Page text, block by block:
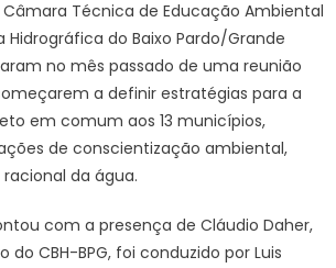
Técnica de Educação Ambiental
do Baixo Pardo/Grande
no mês passado de uma reunião
a definir estratégias para a
em comum aos 13 municípios,
de conscientização ambiental,
da água.
com a presença de Cláudio Daher,
do CBH-BPG, foi conduzido por Luis